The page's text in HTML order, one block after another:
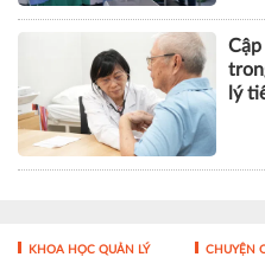
lý
KHOA HỌC QUẢN LÝ CHUYỆN